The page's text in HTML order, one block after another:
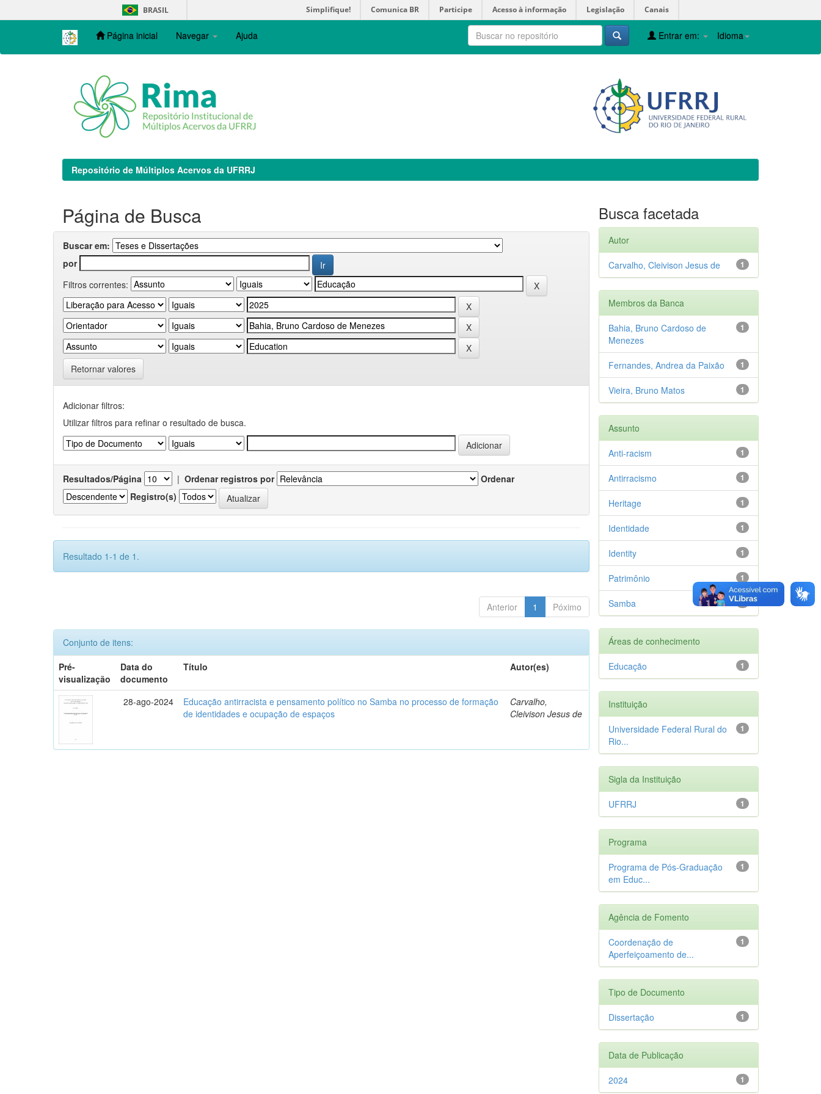
navigation
BRASIL Simplifique! Comunica BR Participe Acesso à informação Legislação Canais
Página inicial Navegar Ajuda Idioma
Entrar em:
Repositório de Múltiplos Acervos da UFRRJ
Página de Busca
Buscar em:
por
Filtros correntes:
Retornar valores
Adicionar filtros:
Utilizar filtros para refinar o resultado de busca.
Resultados/Página | Ordenar registros por
Ordenar
Registro(s)
Resultado 1-1 de 1.
Anterior 1 Póximo
Conjunto de itens:
Pré-
visualização
Data do
documento
Título Autor(es)
28-ago-2024
Educação antirracista e pensamento político no Samba no processo de formação
de identidades e ocupação de espaços
Carvalho,
Cleivison Jesus de
Busca facetada
Autor
1
Carvalho, Cleivison Jesus de
Membros da Banca
1
Bahia, Bruno Cardoso de
Menezes
1
Fernandes, Andrea da Paixão
1
Vieira, Bruno Matos
Assunto
1
Anti-racism
1
Antirracismo
1
Heritage
1
Identidade
1
Identity
1
Patrimônio
1
Samba
Áreas de conhecimento
1
Educação
Instituição
1
Universidade Federal Rural do
Rio...
Sigla da Instituição
1
UFRRJ
Programa
1
Programa de Pós-Graduação
em Educ...
Agência de Fomento
1
Coordenação de
Aperfeiçoamento de...
Tipo de Documento
1
Dissertação
Data de Publicação
1
2024